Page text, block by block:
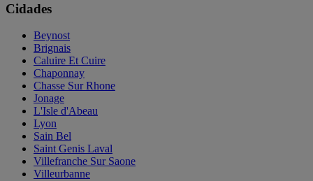
Cidades
Beynost
Brignais
Caluire Et Cuire
Chaponnay
Chasse Sur Rhone
Jonage
L'Isle d'Abeau
Lyon
Sain Bel
Saint Genis Laval
Villefranche Sur Saone
Villeurbanne